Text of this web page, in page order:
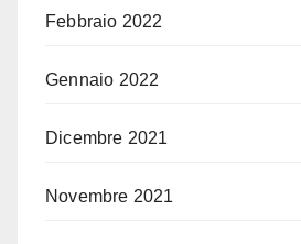
Febbraio 2022
Gennaio 2022
Dicembre 2021
Novembre 2021